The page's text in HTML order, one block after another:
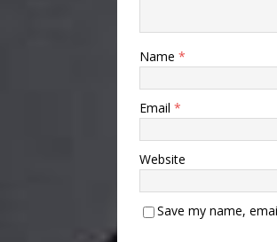
Name *
Email *
Website
Save my name,